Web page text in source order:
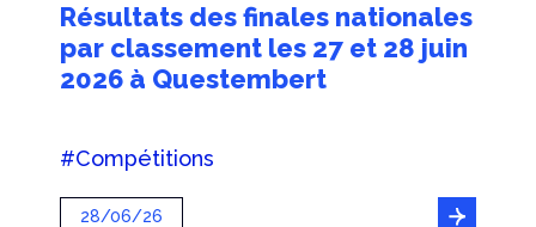
Résultats des finales nationales
par classement les 27 et 28 juin
2026 à Questembert
#Compétitions
28/06/26